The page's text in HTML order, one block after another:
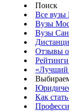
Поиск
Все вузы
Вузы
Вузы
Отзывы о
Рейтинги
«Лучший
Как